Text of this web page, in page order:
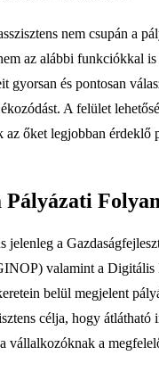
nem csupán a
az alábbi funkciókkal
gyorsan és pontosan
A felület
az őket legjobban érdeklő
Pályázati
jelenleg a
valamint a Digitális
belül megjelent
célja, hogy átlátható
vállalkozóknak a